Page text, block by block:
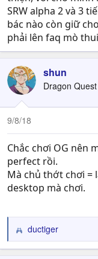
SRW alpha 2 và 3
bác nào còn giữ
phải lên faq mò
shun
Dragon Quest
9/8/18
Chắc chơi OG nên
perfect rồi.
Mà chủ thớt chơi =
desktop mà chơi.
R
e
ductiger